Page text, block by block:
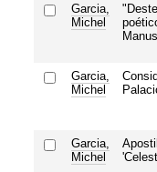
Garcia,
Michel
Garcia,
Michel
Garcia,
Michel